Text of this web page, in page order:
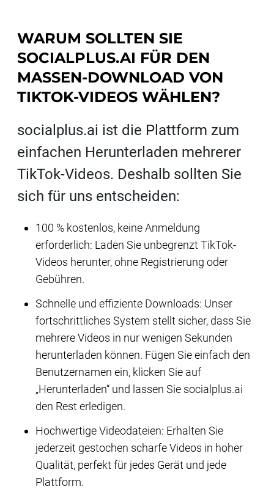
WARUM SOLLTEN SIE
SOCIALPLUS.AI FÜR DEN
MASSEN-DOWNLOAD VON
TIKTOK-VIDEOS WÄHLEN?
socialplus.ai ist die Plattform zum
einfachen Herunterladen mehrerer
TikTok-Videos. Deshalb sollten Sie
sich für uns entscheiden:
100 % kostenlos, keine Anmeldung
erforderlich: Laden Sie unbegrenzt TikTok-
Videos herunter, ohne Registrierung oder
Gebühren.
Schnelle und effiziente Downloads: Unser
fortschrittliches System stellt sicher, dass Sie
mehrere Videos in nur wenigen Sekunden
herunterladen können. Fügen Sie einfach den
Benutzernamen ein, klicken Sie auf
„Herunterladen“ und lassen Sie socialplus.ai
den Rest erledigen.
Hochwertige Videodateien: Erhalten Sie
jederzeit gestochen scharfe Videos in hoher
Qualität, perfekt für jedes Gerät und jede
Plattform.